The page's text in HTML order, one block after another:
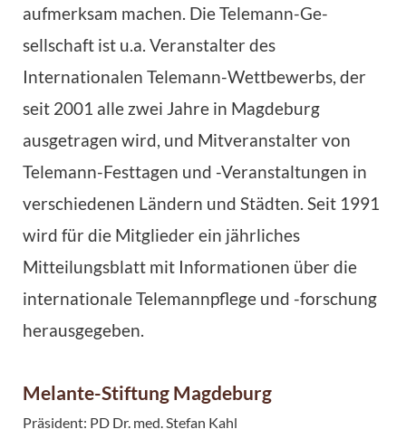
aufmerksam machen. Die Telemann-Ge­
sellschaft ist u.a. Veranstalter des
Internationalen Telemann-Wettbewerbs, der
seit 2001 alle zwei Jahre in Magdeburg
ausgetragen wird, und Mitveranstalter von
Telemann-Festtagen und -Veranstaltungen in
verschiedenen Ländern und Städten. Seit 1991
wird für die Mitglieder ein jährliches
Mitteilungsblatt mit Informationen über die
internationale Tele­mannpflege und -for­schung
herausgegeben.
Melante-Stiftung Magdeburg
Präsident: PD Dr. med. Stefan Kahl